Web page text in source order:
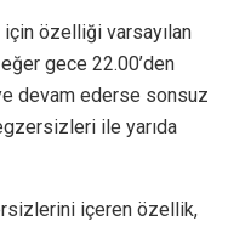
için özelliği varsayılan
gece 22.00’den
devam ederse sonsuz
ile yarıda
içeren özellik,